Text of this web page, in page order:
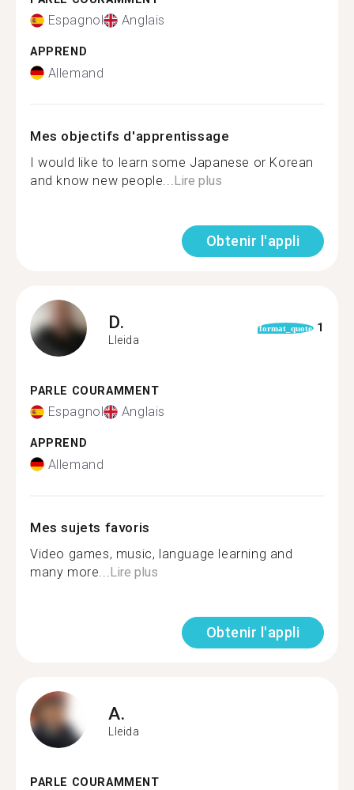
Espagnol Anglais
APPREND
Allemand
Mes objectifs d'apprentissage
I would like to learn some Japanese or Korean
and know new people... Lire plus
Obtenir l'appli
D.
Lleida
format_quote 1
PARLE COURAMMENT
Espagnol Anglais
APPREND
Allemand
Mes sujets favoris
Video games, music, language learning and
many more... Lire plus
Obtenir l'appli
A.
Lleida
PARLE COURAMMENT